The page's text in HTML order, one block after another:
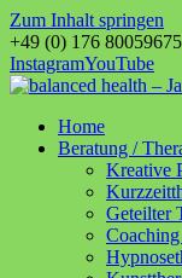
Zum Inhalt springen
+49 (0) 176 80059675
InstagramYouTube
Home
Beratung /
Kreative
Geteilter